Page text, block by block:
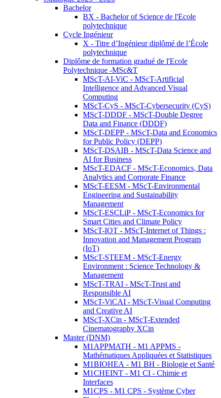
Bachelor
BX - Bachelor of Science de l'Ecole
polytechnique
Cycle Ingénieur
X - Titre d’Ingénieur diplômé de l’École
polytechnique
Diplôme de formation gradué de l'Ecole
Polytechnique -MSc&T
MScT-AI-ViC - MScT-Artificial
Intelligence and Advanced Visual
Computing
MScT-CyS - MScT-Cybersecurity (CyS)
MScT-DDDF - MScT-Double Degree
Data and Finance (DDDF)
MScT-DEPP - MScT-Data and Economics
for Public Policy (DEPP)
MScT-DSAIB - MScT-Data Science and
AI for Business
MScT-EDACF - MScT-Economics, Data
Analytics and Corporate Finance
MScT-EESM - MScT-Environmental
Engineering and Sustainability
Management
MScT-ESCLiP - MScT-Economics for
Smart Cities and Climate Policy
MScT-IOT - MScT-Internet of Things :
Innovation and Management Program
(IoT)
MScT-STEEM - MScT-Energy
Environment : Science Technology &
Management
MScT-TRAI - MScT-Trust and
Responsible AI
MScT-ViCAI - MScT-Visual Computing
and Creative AI
MScT-XCin - MScT-Extended
Cinematography XCin
Master (DNM)
M1APPMATH - M1 APPMS -
Mathématiques Appliquées et Statistiques
M1BIOHEA - M1 BH - Biologie et Santé
M1CHEINT - M1 CI - Chimie et
Interfaces
M1CPS - M1 CPS - Système Cyber